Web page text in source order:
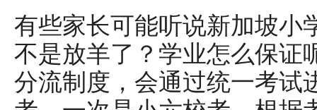
有些家长可能听说新加坡小
不是放羊了？学业怎么保证
分流制度，会通过统一考试